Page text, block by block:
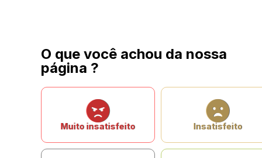
O que você achou da nossa
página ?
Muito insatisfeito Insatisfeito